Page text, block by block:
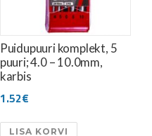
Puidupuuri komplekt, 5
puuri; 4.0 – 10.0mm,
karbis
1.52€
LISA KORVI